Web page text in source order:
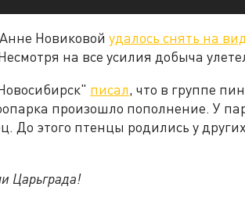
Новиковой удалось снять на
на все усилия добыча
писал, что в группе
произошло пополнение. У
До этого птенцы родились у
Царьграда!